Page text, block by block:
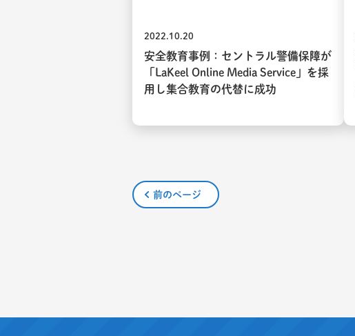
2022.10.20
安全教育事例：セントラル警備保障が
「LaKeel Online Media Service」を採
用し集合教育の代替に成功
前のページ